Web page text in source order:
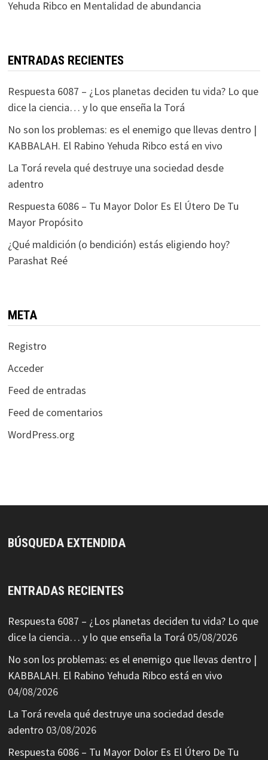
Yehuda Ribco en Mentalidad de abundancia
ENTRADAS RECIENTES
Respuesta 6087 – ¿Los planetas deciden tu vida? Lo que
dice la ciencia… y lo que enseña la Torá
No son los problemas: es el enemigo que llevas dentro |
KABBALAH. El Rabino Yehuda Ribco está en vivo
La Torá revela qué destruye una sociedad desde
adentro
Respuesta 6086 – Tu Mayor Dolor Es El Útero De Tu
Mayor Propósito
¿Qué maldición (o bendición) estás eligiendo hoy?
Parashat Reé
META
Registro
Acceder
Feed de entradas
Feed de comentarios
WordPress.org
BÚSQUEDA EXTENDIDA
ENTRADAS RECIENTES
Respuesta 6087 – ¿Los planetas deciden tu vida? Lo que
dice la ciencia… y lo que enseña la Torá 05/08/2026
No son los problemas: es el enemigo que llevas dentro |
KABBALAH. El Rabino Yehuda Ribco está en vivo
04/08/2026
La Torá revela qué destruye una sociedad desde
adentro 03/08/2026
Respuesta 6086 – Tu Mayor Dolor Es El Útero De Tu